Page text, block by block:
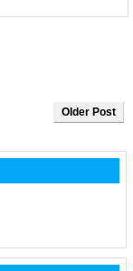
Older Post